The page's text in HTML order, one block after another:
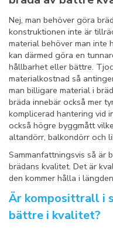
Nej, man behöver göra
konstruktionen inte är
material behöver man inte
kan därmed göra en
hållbarhet eller bättre.
materialkostnad så
man billigare material i
bräda innebär också mer
komplicerad hantering vid
också högre byggmått
altandörr, balkondörr och
Sammanfattningsvis så är
brädans kvalitet. Det är
den kommer hålla i
Är komposittrall i
bättre i kvalitet?